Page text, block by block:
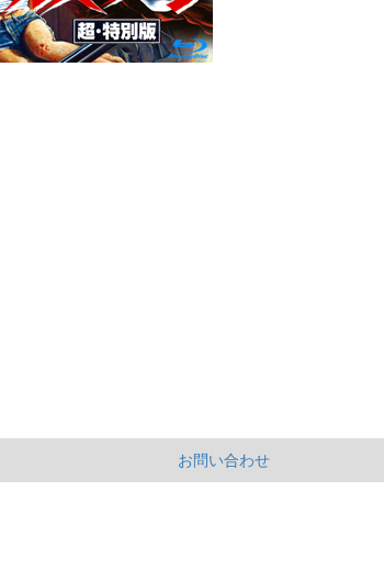
お問い合わせ